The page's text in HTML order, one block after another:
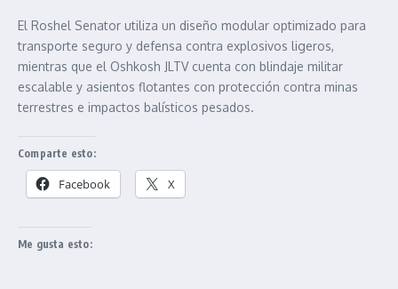
El Roshel Senator utiliza un diseño modular optimizado para
transporte seguro y defensa contra explosivos ligeros,
mientras que el Oshkosh JLTV cuenta con blindaje militar
escalable y asientos flotantes con protección contra minas
terrestres e impactos balísticos pesados.
Comparte esto:
Facebook X
Me gusta esto: